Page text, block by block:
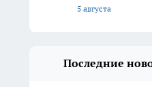
5 августа
Последние